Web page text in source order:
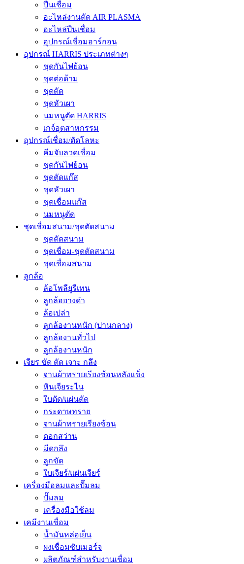
ปืนเชื่อม
อะไหล่งานตัด AIR PLASMA
อะไหล่ปืนเชื่อม
อุปกรณ์เชื่อมอาร์กอน
อุปกรณ์ HARRIS ประเภทต่างๆ
ชุดกันไฟย้อน
ชุดต่อด้าม
ชุดตัด
ชุดหัวเผา
นมหนูตัด HARRIS
เกจ์อุตสาหกรรม
อุปกรณ์เชื่อม/ตัดโลหะ
คีมจับลวดเชื่อม
ชุดกันไฟย้อน
ชุดตัดแก๊ส
ชุดหัวเผา
ชุดเชื่อมแก๊ส
นมหนูตัด
ชุดเชื่อมสนาม/ชุดตัดสนาม
ชุดตัดสนาม
ชุดเชื่อม-ชุดตัดสนาม
ชุดเชื่อมสนาม
ลูกล้อ
ล้อโพลียูรีเทน
ลูกล้อยางดำ
ล้อเปล่า
ลูกล้องานหนัก (ปานกลาง)
ลูกล้องานทั่วไป
ลูกล้องานหนัก
เจียร ขัด ตัด เจาะ กลึง
จานผ้าทรายเรียงซ้อนหลังแข็ง
หินเจียระไน
ใบตัด/แผ่นตัด
กระดาษทราย
จานผ้าทรายเรียงซ้อน
ดอกสว่าน
มีดกลึง
ลูกขัด
ใบเจียร์/แผ่นเจียร์
เครื่องมือลมและปั๊มลม
ปั๊มลม
เครื่องมือใช้ลม
เคมีงานเชื่อม
น้ำมันหล่อเย็น
ผงเชื่อมซับเมอร์จ
ผลิตภัณฑ์สำหรับงานเชื่อม